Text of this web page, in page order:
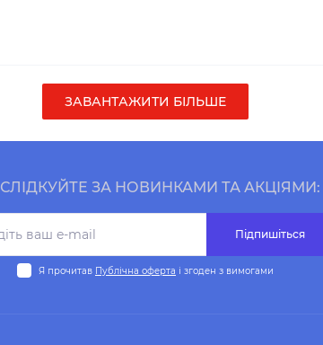
ЗАВАНТАЖИТИ БІЛЬШЕ
СЛІДКУЙТЕ ЗА НОВИНКАМИ ТА АКЦІЯМИ:
Підпишіться
Я прочитав Публічна оферта і згоден з вимогами